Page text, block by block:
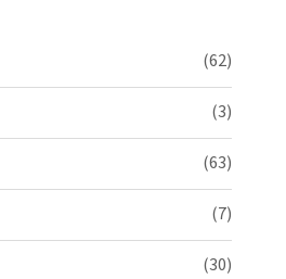
(62)
(3)
(63)
(7)
(30)